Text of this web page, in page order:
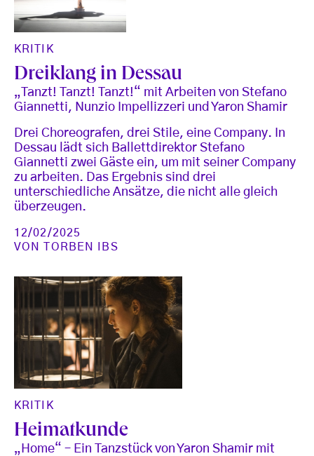
KRITIK
Dreiklang in Dessau
„Tanzt! Tanzt! Tanzt!“ mit Arbeiten von Stefano
Giannetti, Nunzio Impellizzeri und Yaron Shamir
Drei Choreografen, drei Stile, eine Company. In
Dessau lädt sich Ballettdirektor Stefano
Giannetti zwei Gäste ein, um mit seiner Company
zu arbeiten. Das Ergebnis sind drei
unterschiedliche Ansätze, die nicht alle gleich
überzeugen.
12/02/2025
VON
TORBEN IBS
KRITIK
Heimatkunde
„Home“ – Ein Tanzstück von Yaron Shamir mit